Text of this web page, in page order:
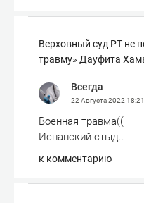
Верховный суд РТ не
травму» Дауфита
Всегда
22 Августа 2022 18:21
Военная травма((
Испанский стыд..
к комментарию